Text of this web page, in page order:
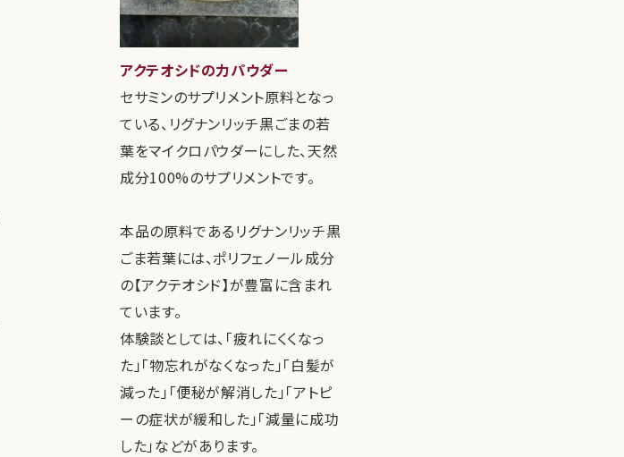
アクテオシドの力パウダー
セサミンのサプリメント原料となっ
ている、リグナンリッチ黒ごまの若
葉をマイクロパウダーにした、天然
成分100%のサプリメントです。
本品の原料であるリグナンリッチ黒
ごま若葉には、ポリフェノール成分
の【アクテオシド】が豊富に含まれ
ています。
体験談としては、「疲れにくくなっ
た」「物忘れがなくなった」「白髪が
減った」「便秘が解消した」「アトピ
ーの症状が緩和した」「減量に成功
した」などがあります。